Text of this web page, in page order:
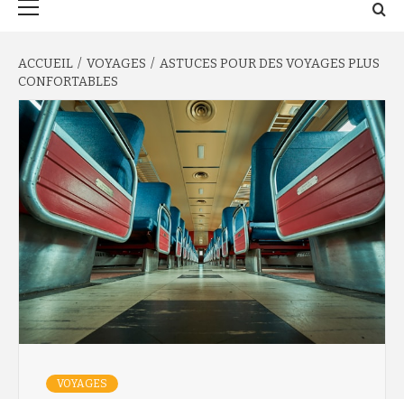
ACCUEIL VOYAGES
ASTUCES POUR DES VOYAGES PLUS
CONFORTABLES
VOYAGES